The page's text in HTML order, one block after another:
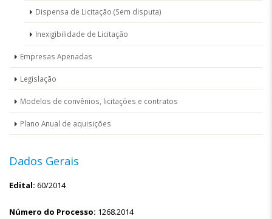
Dispensa de Licitação (Sem disputa)
Inexigibilidade de Licitação
Empresas Apenadas
Legislação
Modelos de convênios, licitações e contratos
Plano Anual de aquisições
Dados Gerais
Edital: 60/2014
Número do Processo: 1268.2014